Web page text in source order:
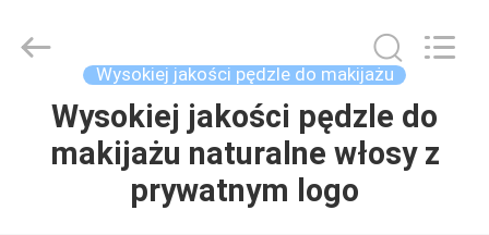
DOM
PRODUKTY
Cosmetics
Wysokiej jakości pędzle do makijażu
Wysokiej jakości pędzle do
makijażu naturalne włosy z
prywatnym logo